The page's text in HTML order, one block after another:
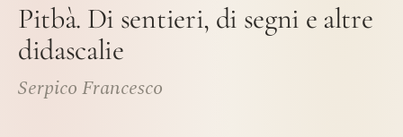
Pitbà. Di sentieri, di segni e altre
didascalie
Serpico Francesco